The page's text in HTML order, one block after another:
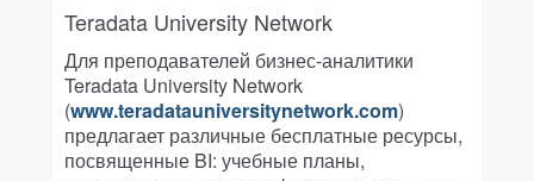
Teradata University Network
Для преподавателей бизнес-аналитики
Teradata University Network
(www.teradatauniversitynetwork.com)
предлагает различные бесплатные ресурсы,
посвященные BI: учебные планы,